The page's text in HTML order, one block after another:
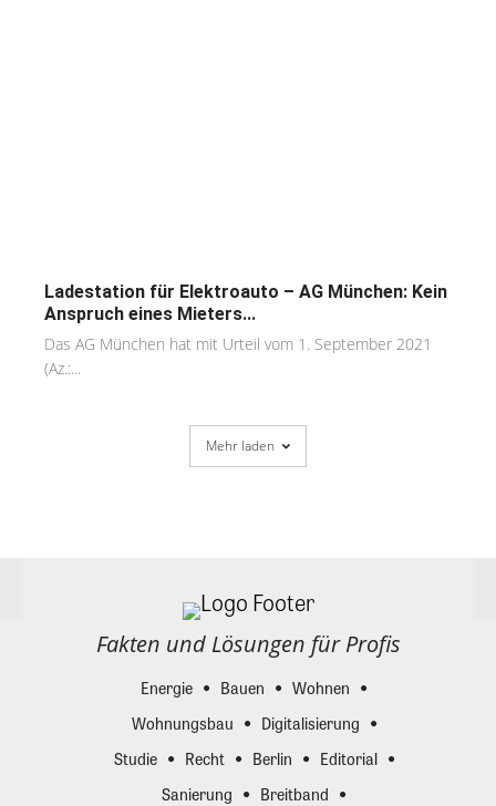
Ladestation für Elektroauto – AG München: Kein
Anspruch eines Mieters...
Das AG München hat mit Urteil vom 1. September 2021
(Az.:...
Mehr laden
Fakten und Lösungen für Profis
Energie Bauen
Wohnen
Wohnungsbau
Digitalisierung
Studie
Recht Berlin
Editorial
Sanierung
Breitband